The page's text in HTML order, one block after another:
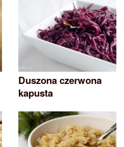
Duszona czerwona
kapusta